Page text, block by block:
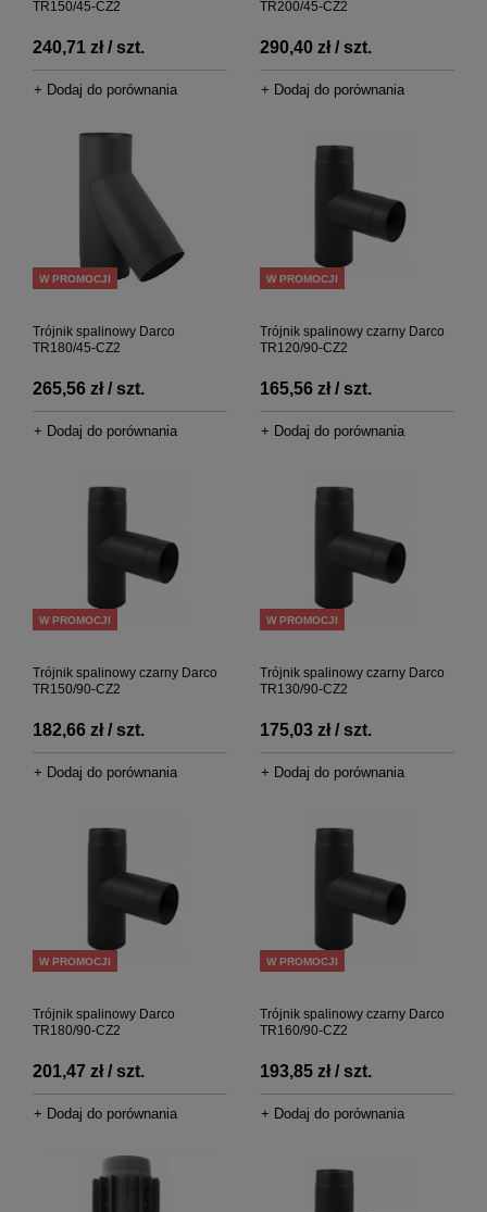
TR150/45-CZ2
240,71 zł / szt.
+ Dodaj do porównania
TR200/45-CZ2
290,40 zł / szt.
+ Dodaj do porównania
W PROMOCJI
Trójnik spalinowy Darco
TR180/45-CZ2
265,56 zł / szt.
+ Dodaj do porównania
W PROMOCJI
Trójnik spalinowy czarny Darco
TR120/90-CZ2
165,56 zł / szt.
+ Dodaj do porównania
W PROMOCJI
Trójnik spalinowy czarny Darco
TR150/90-CZ2
182,66 zł / szt.
+ Dodaj do porównania
W PROMOCJI
Trójnik spalinowy czarny Darco
TR130/90-CZ2
175,03 zł / szt.
+ Dodaj do porównania
W PROMOCJI
Trójnik spalinowy Darco
TR180/90-CZ2
201,47 zł / szt.
+ Dodaj do porównania
W PROMOCJI
Trójnik spalinowy czarny Darco
TR160/90-CZ2
193,85 zł / szt.
+ Dodaj do porównania